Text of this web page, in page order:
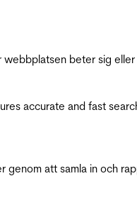
beter sig
accurate and fast
att samla in och